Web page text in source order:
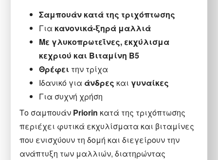
Σαμπουάν κατά της τριχόπτωσης
Για κανονικά-ξηρά μαλλιά
Με γλυκοπρωτεΐνες, εκχύλισμα
κεχριού και Βιταμίνη Β5
Θρέφει την τρίχα
Ιδανικό για άνδρες και γυναίκες
Για συχνή χρήση
Το σαμπουάν Priorin κατά της τριχόπτωσης
περιέχει φυτικά εκχυλίσματα και βιταμίνες
που ενισχύουν τη δομή και διεγείρουν την
ανάπτυξη των μαλλιών, διατηρώντας